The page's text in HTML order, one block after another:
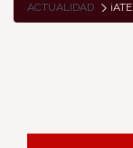
ACTUALIDAD ¡ATENCIÓN! EL